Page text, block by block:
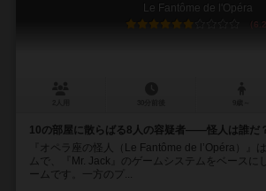
Le Fantôme de l'Opéra
6.2
10の部屋に散らばる8人の容疑者――怪人は誰だ
『オペラ座の怪人（Le Fantôme de l’Opéra）』
ムで、『Mr. Jack』のゲームシステムをベースに
ームです。一方のプ...